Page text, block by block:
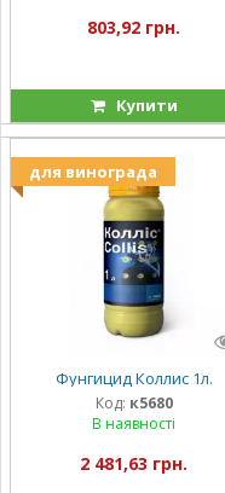
803,92 грн.
Купити
для винограда
Фунгицид Коллис 1л.
Код: к5680
В наявності
2 481,63 грн.